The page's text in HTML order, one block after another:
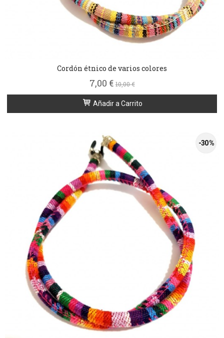
Cordón étnico de varios colores
7,00 €10,00 €
Añadir a Carrito
-30 %